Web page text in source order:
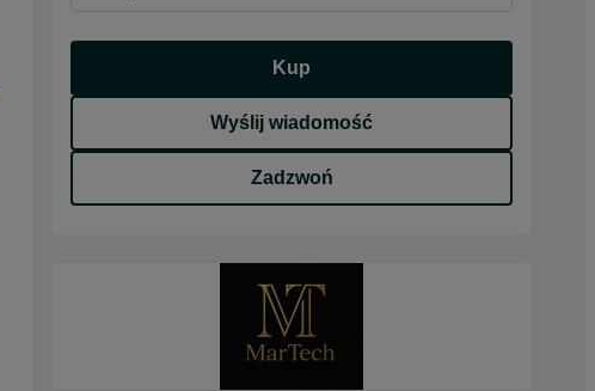
Kup
Wyślij wiadomość
Zadzwoń